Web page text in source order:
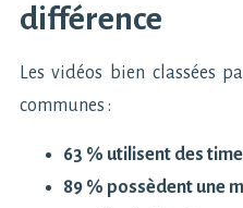
différence
Les vidéos bien classées
communes :
63 % utilisent des
89 % possèdent une